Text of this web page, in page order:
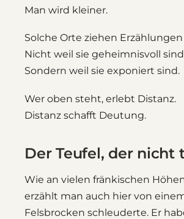
Man wird kleiner.
Solche Orte ziehen Erzählungen
Nicht weil sie geheimnisvoll
Sondern weil sie exponiert sind.
Wer oben steht, erlebt Distanz.
Distanz schafft Deutung.
Der Teufel, der nicht
Wie an vielen fränkischen
erzählt man auch hier von
Felsbrocken schleuderte. Er